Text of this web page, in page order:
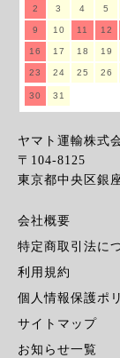
2 3 4 5
9 10 11 12
16 17 18 19
23 24 25 26
30 31
ヤマト運輸株式
〒104-8125
東京都中央区銀
会社概要
特定商取引法に
利用規約
個人情報保護ポ
サイトマップ
お知らせ一覧